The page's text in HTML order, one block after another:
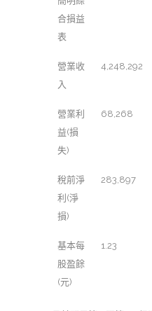
合損益
表
營業收
入
4,248,292
營業利
益(損
失)
68,268
稅前淨
利(淨
損)
283,897
基本每
股盈餘
(元)
1.23